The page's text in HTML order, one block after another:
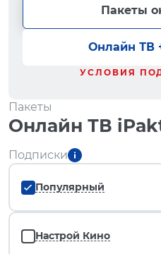
Пакеты
Онлайн ТВ
УСЛОВИЯ
Пакеты
Онлайн ТВ
Подписки
Популярный
Настрой Кино